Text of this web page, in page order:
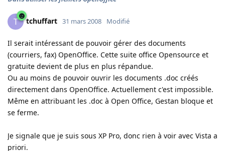
T tchuffart 31 mars 2008 Modifié
Il serait intéressant de pouvoir gérer des documents
(courriers, fax) OpenOffice. Cette suite office Opensource et
gratuite devient de plus en plus répandue.
Ou au moins de pouvoir ouvrir les documents .doc créés
directement dans OpenOffice. Actuellement c'est impossible.
Même en attribuant les .doc à Open Office, Gestan bloque et
se ferme.
Je signale que je suis sous XP Pro, donc rien à voir avec Vista a
priori.